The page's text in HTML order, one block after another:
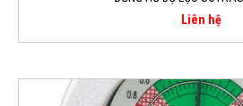
Liên hệ